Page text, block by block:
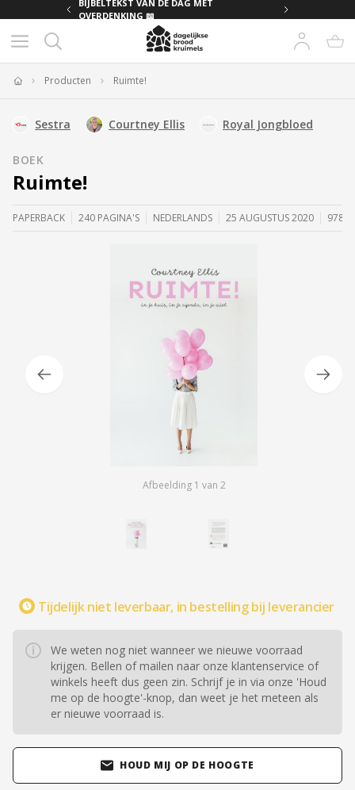
BIJBELTEKST VAN DE DAG MET
OVERDENKING 📖
Producten Ruimte!
Sestra Courtney Ellis Royal Jongbloed
BOEK
Ruimte!
PAPERBACK 240 PAGINA'S NEDERLANDS 25 AUGUSTUS 2020
Afbeelding 1 van 2
Tijdelijk niet leverbaar, in bestelling bij leverancier
We weten nog niet wanneer we nieuwe voorraad
krijgen. Bellen of mailen naar onze klantenservice of
winkels heeft dus geen zin. Schrijf je in via onze 'Houd
me op de hoogte'-knop, dan weet je het meteen als
er nieuwe voorraad is.
HOUD MIJ OP DE HOOGTE